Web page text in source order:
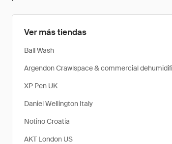
Ver más tiendas
Ball Wash
Argendon Crawlspace & commercial
XP Pen UK
Daniel Wellington Italy
Notino Croatia
AKT London US